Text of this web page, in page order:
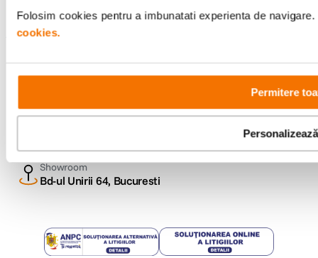
Folosim cookies pentru a imbunatati experienta de
cookies.
Permitere
Personalizează
Comenzi si suport
09:00 - 21:00
Showroom
Bd-ul Unirii 64, Bucuresti